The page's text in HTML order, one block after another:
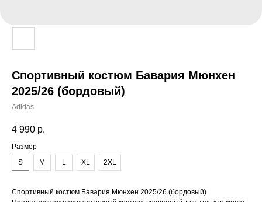
Спортивный костюм Бавария Мюнхен
2025/26 (бордовый)
Adidas
4 990 р.
Размер
S
M L XL 2XL
Спортивный костюм Бавария Мюнхен 2025/26 (бордовый)